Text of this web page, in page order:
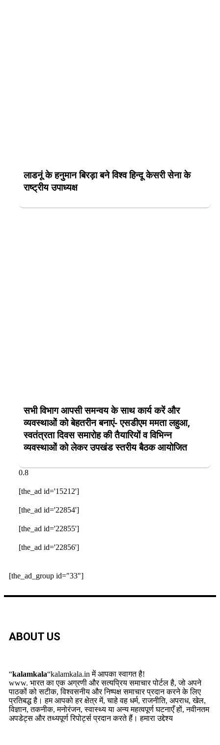
लाडनूं के हनुमान बिरड़ा बने विश्व हिन्दू केसरी सेना के
राष्ट्रीय उपाध्यक्ष
सभी विभाग आपसी समन्वय के साथ कार्य करें और
व्यवस्थाओं को बेहतरीन बनाएं- एसडीएम ममता लहुआ,
स्वतंत्रता दिवस समारोह की तैयारियों व विभिन्न
व्यवस्थाओं को लेकर उपखंड स्तरीय बैठक आयोजित
[the_ad id='15212']
[the_ad id='22854']
[the_ad id='22855']
[the_ad id='22856']
[the_ad_group id="33"]
ABOUT US
“kalamkala“kalamkala.in में आपका स्वागत है!
www. भारत का एक अग्रणी और सत्यप्रिय समाचार पोर्टल है, जो अपने
पाठकों को सटीक, विश्वसनीय और निष्पक्ष समाचार प्रदान करने के लिए
प्रतिबद्ध है। हम आपको हर क्षेत्र में, चाहे वह धर्म, राजनीति, अपराध, खेल,
विज्ञान, तकनीक, मनोरंजन, स्वास्थ्य या अन्य महत्वपूर्ण घटनाएँ हों, नवीनतम
अपडेट्स और तथ्यपूर्ण रिपोर्ट्स प्रदान करते हैं। हमारा उद्देश्य